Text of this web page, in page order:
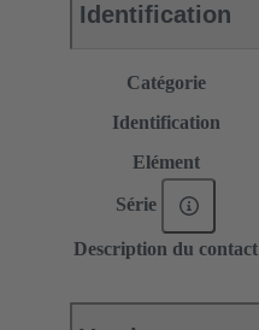
Identification
Catégorie
Identification
Elément
Série
Description du contact